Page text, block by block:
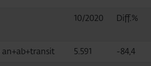
10/2020 Diff.%
an+ab+transit 5.591 -84,4